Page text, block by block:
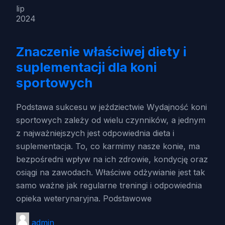
lip
2024
Znaczenie właściwej diety i
suplementacji dla koni
sportowych
Podstawa sukcesu w jeździectwie Wydajność koni
sportowych zależy od wielu czynników, a jednym
z najważniejszych jest odpowiednia dieta i
suplementacja. To, co karmimy nasze konie, ma
bezpośredni wpływ na ich zdrowie, kondycję oraz
osiągi na zawodach. Właściwe odżywianie jest tak
samo ważne jak regularne treningi i odpowiednia
opieka weterynaryjna. Podstawowe
admin